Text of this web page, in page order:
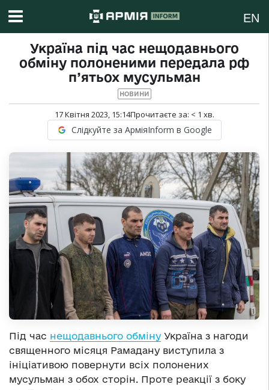
EN
Україна під час нещодавнього
обміну полоненими передала рф
п’ятьох мусульман
НОВИНИ
17 Квітня 2023, 15:14Прочитаєте за: < 1 хв.
Слідкуйте за АрміяInform в Google
Під час нещодавнього обміну Україна з нагоди
священного місяця Рамадану виступила з
ініціативою повернути всіх полонених
мусульман з обох сторін. Проте реакції з боку